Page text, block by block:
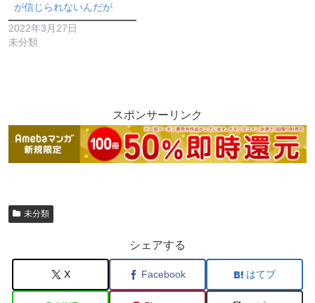
が信じられないんだが
2022年3月27日
未分類
スポンサーリンク
未分類
シェアする
X Facebook はてブ